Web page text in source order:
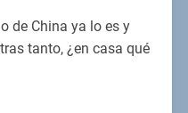
de China ya lo es y
tanto, ¿en casa qué